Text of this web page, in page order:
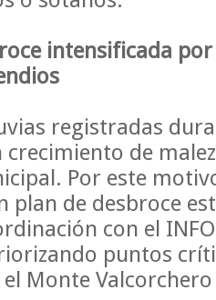
intensificada
registradas
de
Por este
plan de desbroce
con el
puntos
Monte